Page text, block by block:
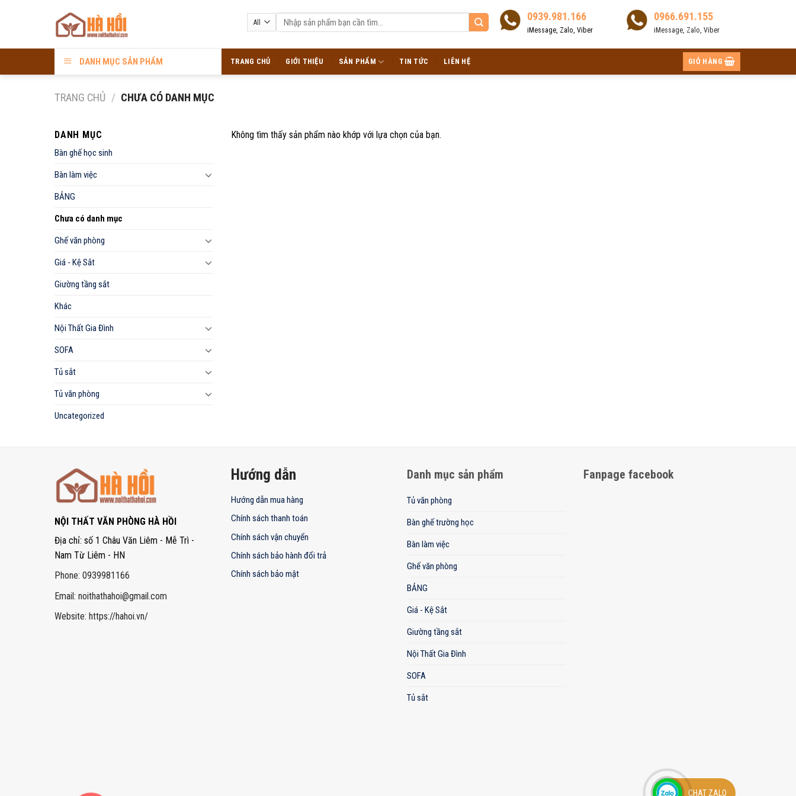
Tìm
kiếm:
0939.981.166
iMessage, Zalo, Viber
0966.691.155
iMessage, Zalo, Viber
DANH MỤC SẢN PHẨM TRANG CHỦ GIỚI THIỆU SẢN PHẨM TIN TỨC LIÊN HỆ GIỎ HÀNG
TRANG CHỦ / CHƯA CÓ DANH MỤC
DANH MỤC
Bàn ghế học sinh
Bàn làm việc
BẢNG
Chưa có danh mục
Ghế văn phòng
Giá - Kệ Sắt
Giường tầng sắt
Khác
Nội Thất Gia Đình
SOFA
Tủ sắt
Tủ văn phòng
Uncategorized
Không tìm thấy sản phẩm nào khớp với lựa chọn của bạn.
NỘI THẤT VĂN PHÒNG HÀ HỒI
Địa chỉ: số 1 Châu Văn Liêm - Mễ Trì -
Nam Từ Liêm - HN
Phone: 0939981166
Email: noithathahoi@gmail.com
Website: https://hahoi.vn/
Hướng dẫn
Hướng dẫn mua hàng
Chính sách thanh toán
Chính sách vận chuyển
Chính sách bảo hành đổi trả
Chính sách bảo mật
Danh mục sản phẩm
Tủ văn phòng
Bàn ghế trường học
Bàn làm việc
Ghế văn phòng
BẢNG
Giá - Kệ Sắt
Giường tầng sắt
Nội Thất Gia Đình
SOFA
Tủ sắt
Fanpage facebook
CHAT ZALO